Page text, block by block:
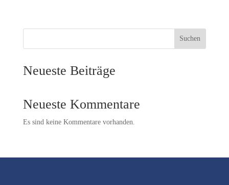
Suchen
Neueste Beiträge
Neueste Kommentare
Es sind keine Kommentare vorhanden.